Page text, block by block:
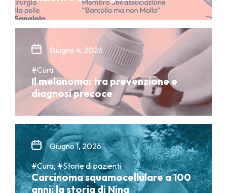
Giugno 4, 2026
#Cura
Il melanoma: tra prevenzione e
diagnosi precoce
Giugno 1, 2026
#Cura, #Storie di pazienti
Carcinoma squamocellulare a 100
anni: la storia di Nina